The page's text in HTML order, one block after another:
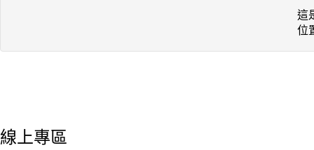
這
位
線上專區